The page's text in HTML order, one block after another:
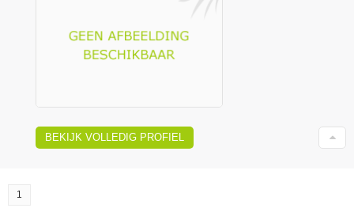
BEKIJK VOLLEDIG PROFIEL
1